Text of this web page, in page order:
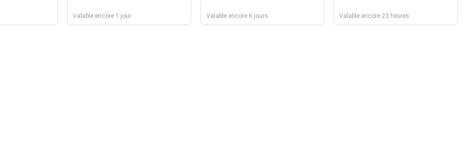
Valable encore 1 jour Valable encore 6 jours Valable encore 23 heures